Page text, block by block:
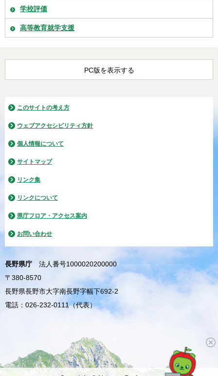
学校評価
高等教育就学支援
PC版を表示する
このサイトの考え方
ウェブアクセシビリティ方針
個人情報について
サイトマップ
リンク集
リンクについて
県庁フロア・アクセス案内
お問い合わせ
長野県庁
法人番号1000020200000
〒380-8570
長野県長野市大字南長野字幅下692-2
電話：026-232-0111（代表）